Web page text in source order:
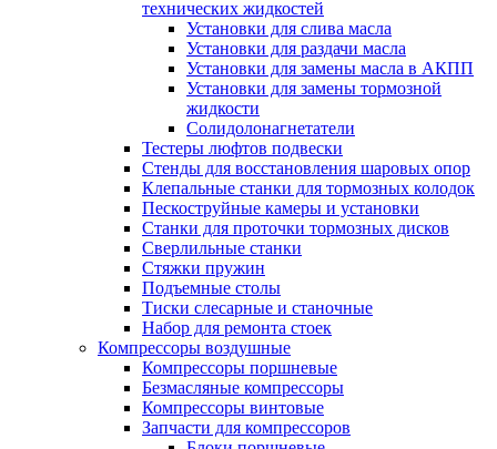
технических жидкостей
Установки для слива масла
Установки для раздачи масла
Установки для замены масла в АКПП
Установки для замены тормозной
жидкости
Солидолонагнетатели
Тестеры люфтов подвески
Стенды для восстановления шаровых опор
Клепальные станки для тормозных колодок
Пескоструйные камеры и установки
Станки для проточки тормозных дисков
Сверлильные станки
Стяжки пружин
Подъемные столы
Тиски слесарные и станочные
Набор для ремонта стоек
Компрессоры воздушные
Компрессоры поршневые
Безмасляные компрессоры
Компрессоры винтовые
Запчасти для компрессоров